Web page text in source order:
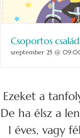
Csoportos
szeptember 25 @
Ezeket a
De ha élsz a
1 éves, vagy